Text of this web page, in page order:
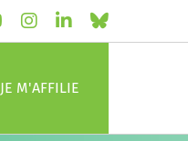
JE M'AFFILIE